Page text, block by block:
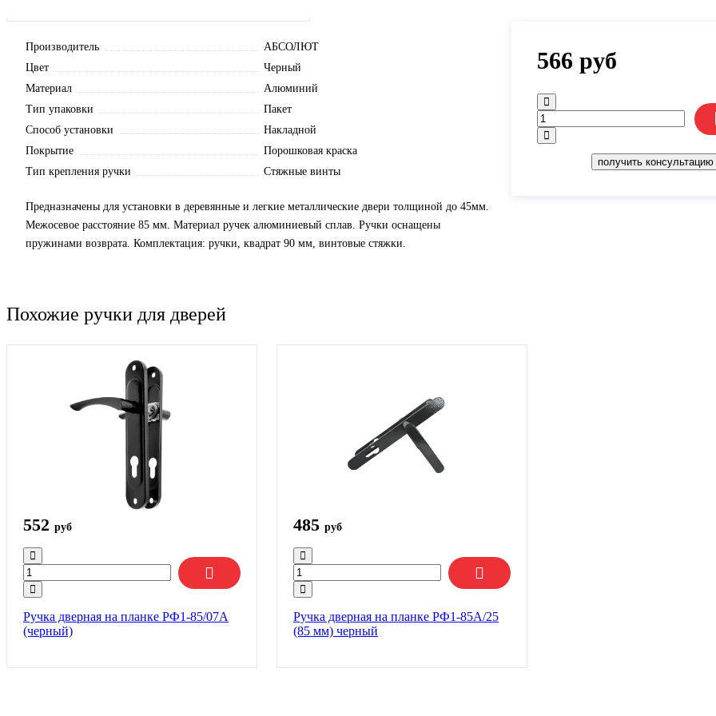
Производитель
АБСОЛЮТ
Цвет
Черный
Материал
Алюминий
Тип упаковки
Пакет
Способ установки
Накладной
Покрытие
Порошковая краска
Тип крепления ручки
Стяжные винты
Предназначены для установки в деревянные и легкие металлические двери толщиной до 45мм.
Межосевое расстояние 85 мм. Материал ручек алюминиевый сплав. Ручки оснащены
пружинами возврата. Комплектация: ручки, квадрат 90 мм, винтовые стяжки.
566 руб
получить консультацию
Похожие ручки для дверей
552 руб
Ручка дверная на планке РФ1-85/07А
(черный)
485 руб
Ручка дверная на планке РФ1-85А/25
(85 мм) черный